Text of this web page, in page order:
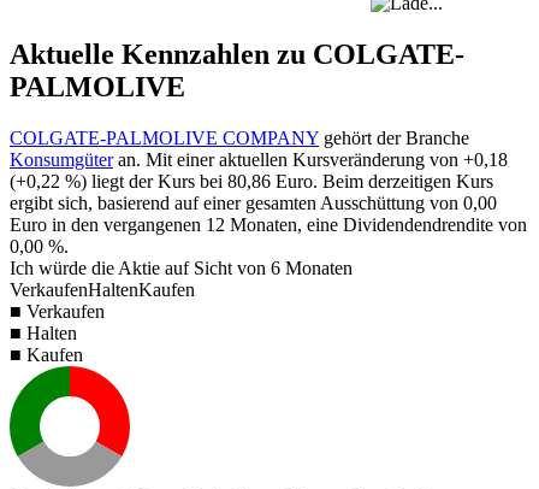
Aktuelle Kennzahlen zu COLGATE-
PALMOLIVE
COLGATE-PALMOLIVE COMPANY gehört der Branche
Konsumgüteran. Mit einer aktuellen Kursveränderung von +0,18
(+0,22 %) liegt der Kurs bei 80,86 Euro. Beim derzeitigen Kurs
ergibt sich, basierend auf einer gesamten Ausschüttung von 0,00
Euro in den vergangenen 12 Monaten, eine Dividendendrendite von
0,00 %.
Ich würde die Aktie auf Sicht von 6 Monaten
VerkaufenHaltenKaufen
■ Verkaufen
■ Halten
■ Kaufen